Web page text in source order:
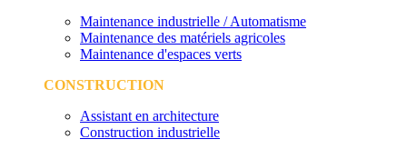
Maintenance industrielle / Automatisme
Maintenance des matériels agricoles
Maintenance d'espaces verts
CONSTRUCTION
Assistant en architecture
Construction industrielle